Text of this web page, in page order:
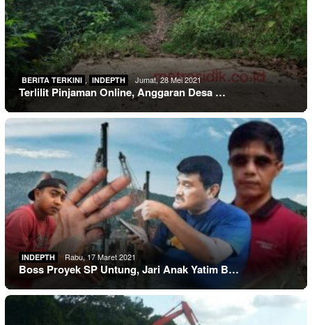
BERITA TERKINI , INDEPTH Jumat, 28 Mei 2021
Terlilit Pinjaman Online, Anggaran Desa …
INDEPTH Rabu, 17 Maret 2021
Boss Proyek SP Untung, Jari Anak Yatim B…